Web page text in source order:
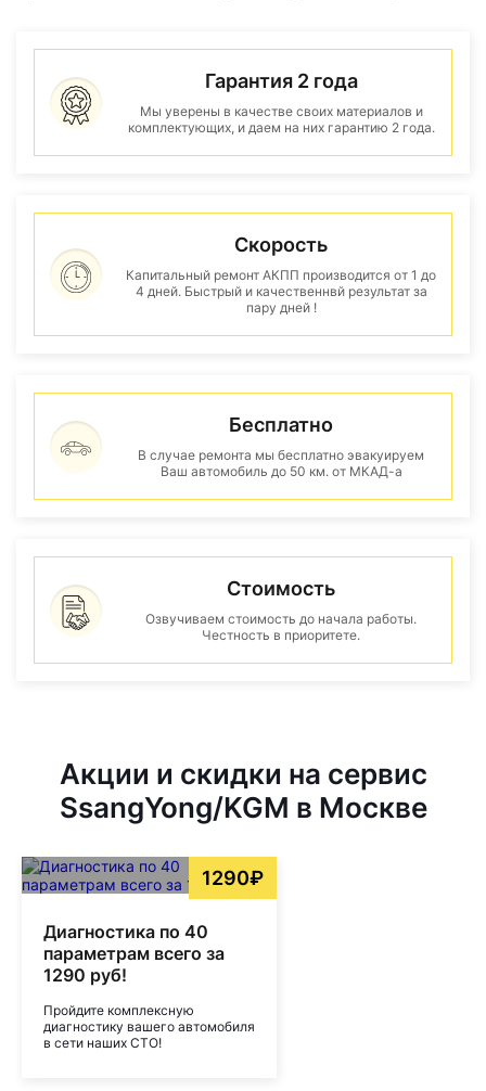
Гарантия 2 года
Мы уверены в качестве своих материалов и
комплектующих, и даем на них гарантию 2 года.
Скорость
Капитальный ремонт АКПП производится от 1 до
4 дней. Быстрый и качественнвй результат за
пару дней !
Бесплатно
В случае ремонта мы бесплатно эвакуируем
Ваш автомобиль до 50 км. от МКАД-а
Стоимость
Озвучиваем стоимость до начала работы.
Честность в приоритете.
Акции и скидки на сервис
SsangYong/KGM в Москве
1290₽
Диагностика по 40
параметрам всего за
1290 руб!
Пройдите комплексную
диагностику вашего автомобиля
в сети наших СТО!